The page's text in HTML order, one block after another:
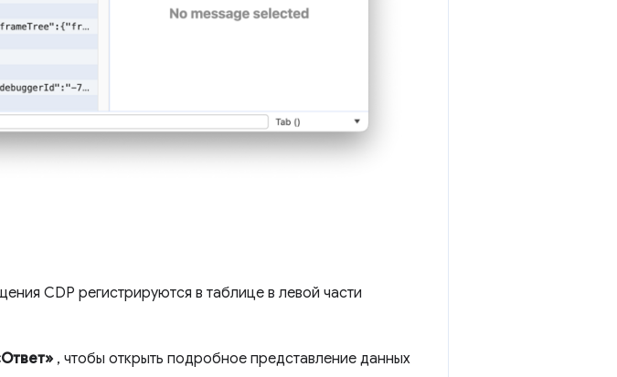
CDP регистрируются в таблице в левой части
, чтобы открыть подробное представление данных